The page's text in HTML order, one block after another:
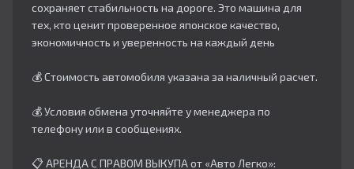
сохраняет стабильность на дороге. Это машина для
тех, кто ценит проверенное японское качество,
экономичность и уверенность на каждый день
💰 Стоимость автомобиля указана за наличный расчет.
💰 Условия обмена уточняйте у менеджера по
телефону или в сообщениях.
📋 АРЕНДА С ПРАВОМ ВЫКУПА от «Авто Легко»: